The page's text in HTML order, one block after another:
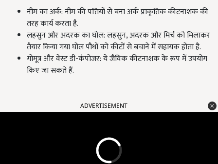
नीम का अर्क: नीम की पत्तियों से बना अर्क प्राकृतिक कीटनाशक की
तरह कार्य करता है.
लहसुन और अदरक का घोल: लहसुन, अदरक और मिर्च को मिलाकर
तैयार किया गया घोल पौधों को कीटों से बचाने में सहायक होता है.
गोमूत्र और वेस्ट डी-कंपोजर: ये जैविक कीटनाशक के रूप में उपयोग
किए जा सकते हैं.
ADVERTISEMENT